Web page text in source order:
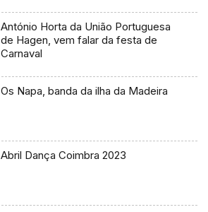
António Horta da União Portuguesa
de Hagen, vem falar da festa de
Carnaval
Os Napa, banda da ilha da Madeira
Abril Dança Coimbra 2023